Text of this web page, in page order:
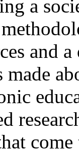
a
and